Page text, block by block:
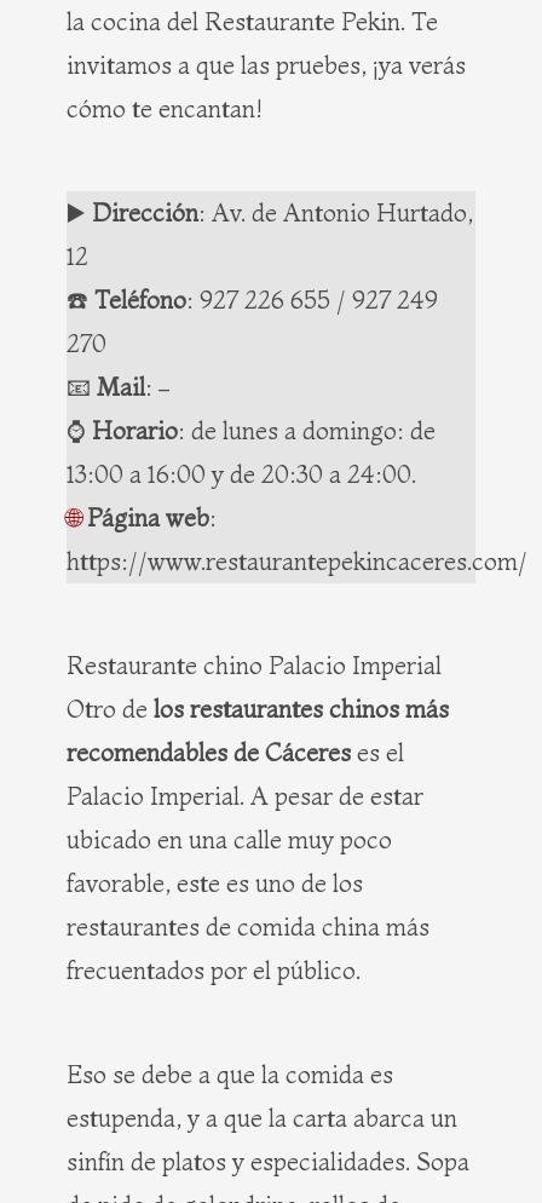
la cocina del Restaurante Pekin. Te
invitamos a que las pruebes, ¡ya verás
cómo te encantan!
▶️ Dirección: Av. de Antonio Hurtado,
12
☎️ Teléfono: 927 226 655 / 927 249
270
📧 Mail: –
⌚️ Horario: de lunes a domingo: de
13:00 a 16:00 y de 20:30 a 24:00.
🌐 Página web:
https://www.restaurantepekincaceres.com/
Restaurante chino Palacio Imperial
Otro de los restaurantes chinos más
recomendables de Cáceres es el
Palacio Imperial. A pesar de estar
ubicado en una calle muy poco
favorable, este es uno de los
restaurantes de comida china más
frecuentados por el público.
Eso se debe a que la comida es
estupenda, y a que la carta abarca un
sinfín de platos y especialidades. Sopa